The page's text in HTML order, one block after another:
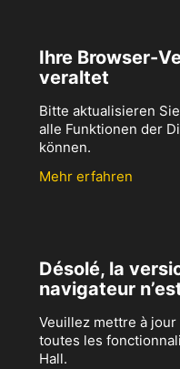
Ihre Browser-
veraltet
Bitte aktualisieren
alle Funktionen der
können.
Mehr erfahren
Désolé, la
navigateur
Veuillez mettre à
toutes les
Hall.